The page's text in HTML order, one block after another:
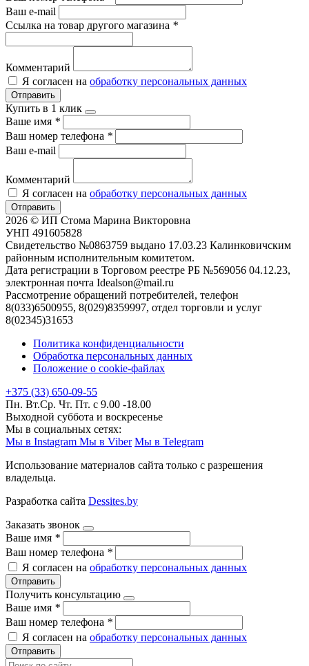
Ваш e-mail
Ссылка на товар другого магазина *
Комментарий
Я согласен на обработку персональных данных
Отправить
Купить в 1 клик
Ваше имя *
Ваш номер телефона *
Ваш e-mail
Комментарий
Я согласен на обработку персональных данных
Отправить
2026 © ИП Стома Марина Викторовна
УНП 491605828
Свидетельство №0863759 выдано 17.03.23 Калинковичским
районным исполнительным комитетом.
Дата регистрации в Торговом реестре РБ №569056 04.12.23,
электронная почта Idealson@mail.ru
Рассмотрение обращений потребителей, телефон
8(033)6500955, 8(029)8359997, отдел торговли и услуг
8(02345)31653
Политика конфиденциальности
Обработка персональных данных
Положение о cookie-файлах
+375 (33) 650-09-55
Пн. Вт.Ср. Чт. Пт. с 9.00 -18.00
Выходной суббота и воскресенье
Мы в социальных сетях:
Мы в Instagram Мы в Viber Мы в Telegram
Использование материалов сайта только с разрешения
владельца.
Разработка сайта Dessites.by
Заказать звонок
Ваше имя *
Ваш номер телефона *
Я согласен на обработку персональных данных
Отправить
Получить консультацию
Ваше имя *
Ваш номер телефона *
Я согласен на обработку персональных данных
Отправить